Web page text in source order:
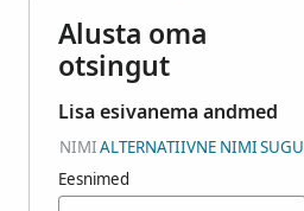
Alusta oma
otsingut
Lisa esivanema andmed
NIMIALTERNATIIVNE NIMISUGU
Eesnimed